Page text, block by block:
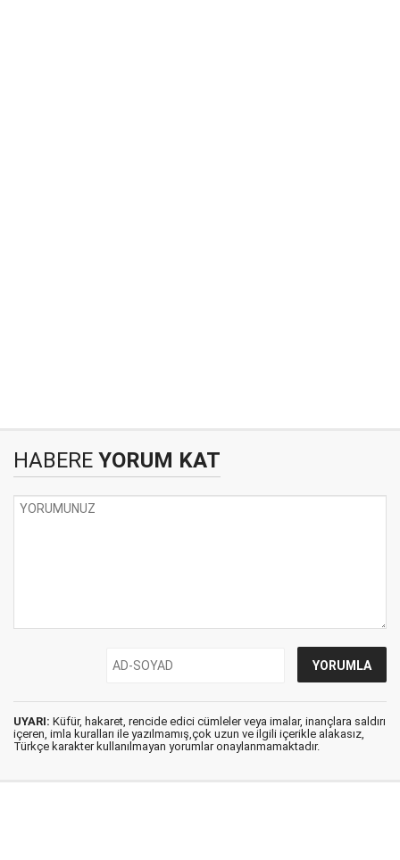
HABERE YORUM KAT
UYARI: Küfür, hakaret, rencide edici cümleler veya imalar, inançlara saldırı
içeren, imla kuralları ile yazılmamış,çok uzun ve ilgili içerikle alakasız,
Türkçe karakter kullanılmayan yorumlar onaylanmamaktadır.